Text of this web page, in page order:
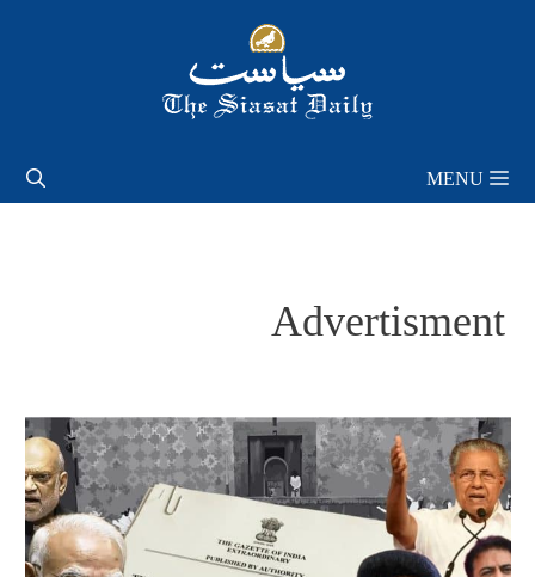
MENU
Advertisment